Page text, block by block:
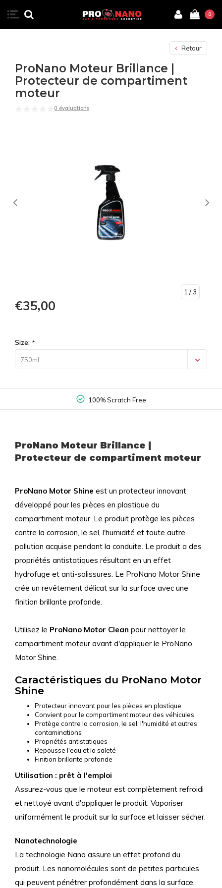
0
Retour
ProNano Moteur Brillance |
Protecteur de compartiment
moteur
0 évaluations
1 / 3
€35,00
Size: *
750ml
100% Scratch Free
ProNano Moteur Brillance |
Protecteur de compartiment moteur
ProNano Motor Shine est un protecteur innovant
développé pour les pièces en plastique du
compartiment moteur. Le produit protège les pièces
contre la corrosion, le sel, l'humidité et toute autre
pollution acquise pendant la conduite. Le produit a des
propriétés antistatiques résultant en un effet
hydrofuge et anti-salissures. Le ProNano Motor Shine
crée un revêtement délicat sur la surface avec une
finition brillante profonde.
Utilisez le ProNano Motor Clean pour nettoyer le
compartiment moteur avant d'appliquer le ProNano
Motor Shine.
Caractéristiques du ProNano Motor
Shine
Protecteur innovant pour les pièces en plastique
Convient pour le compartiment moteur des véhicules
Protège contre la corrosion, le sel, l'humidité et autres
contaminations
Propriétés antistatiques
Repousse l'eau et la saleté
Finition brillante profonde
Utilisation : prêt à l'emploi
Assurez-vous que le moteur est complètement refroidi
et nettoyé avant d'appliquer le produit. Vaporiser
uniformément le produit sur la surface et laisser sécher.
Nanotechnologie
La technologie Nano assure un effet profond du
produit. Les nanomolécules sont de petites particules
qui peuvent pénétrer profondément dans la surface.